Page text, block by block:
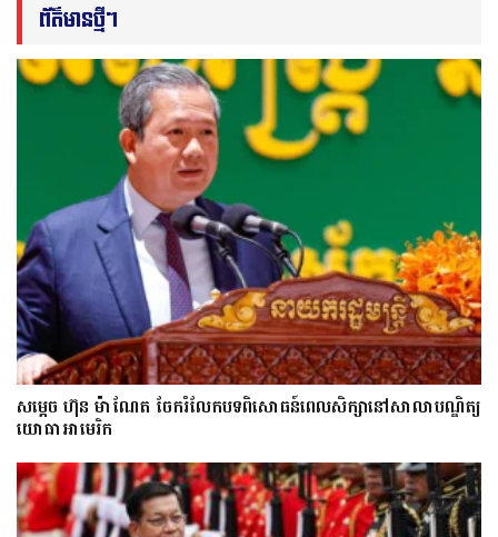
ព័ត៌មានថ្មីៗ
សម្តេច ហ៊ុន ម៉ាណែត ចែករំលែកបទពិសោធន៍ពេលសិក្សានៅសាលាបណ្ឌិត្យ​
យោ​ធា​អាមេរិក